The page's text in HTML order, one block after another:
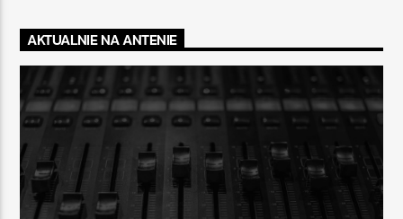
AKTUALNIE NA ANTENIE